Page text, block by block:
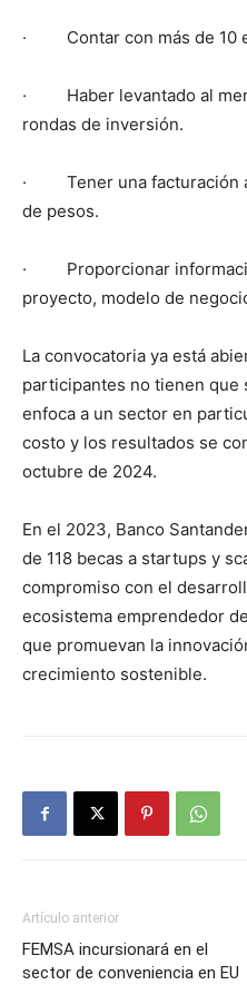
· Contar con más de 10
· Haber levantado al
rondas de inversión.
· Tener una facturación
de pesos.
· Proporcionar
proyecto, modelo de
La convocatoria ya está
participantes no tienen que
enfoca a un sector en
costo y los resultados se
octubre de 2024.
En el 2023, Banco
de 118 becas a startups y
compromiso con el
ecosistema emprendedor
que promuevan la
crecimiento sostenible.
Artículo anterior
FEMSA incursionará en el
sector de conveniencia en EU